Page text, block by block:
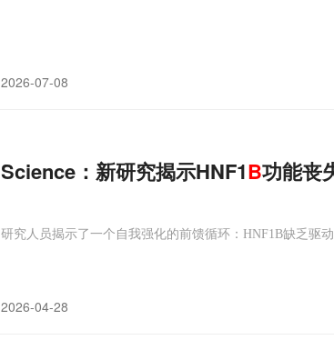
2026-07-08
Science：新研究揭示HNF1B功能丧
研究人员揭示了一个自我强化的前馈循环：HNF1B缺乏驱
2026-04-28